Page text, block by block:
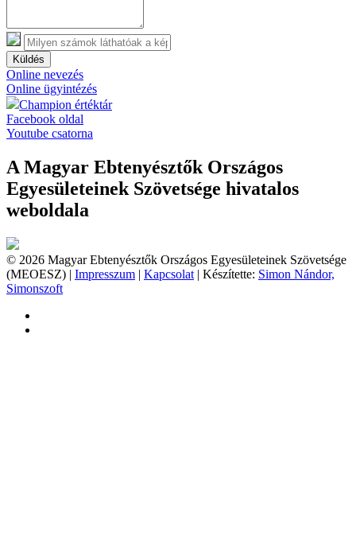
Küldés
Online nevezés
Online ügyintézés
Champion értéktár
Facebook oldal
Youtube csatorna
A Magyar Ebtenyésztők Országos
Egyesületeinek Szövetsége hivatalos
weboldala
© 2026 Magyar Ebtenyésztők Országos Egyesületeinek Szövetsége
(MEOESZ) | Impresszum | Kapcsolat | Készítette: Simon Nándor,
Simonszoft